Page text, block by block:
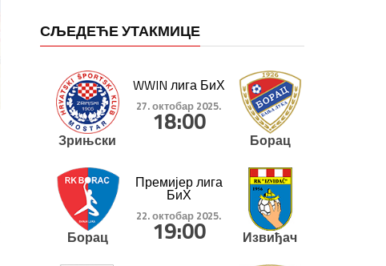
СЉЕДЕЋЕ УТАКМИЦЕ
Зрињски
WWIN лига БиХ
27. октобар 2025.
18:00
Борац
Борац
Премијер лига
БиХ
22. октобар 2025.
19:00 Извиђач